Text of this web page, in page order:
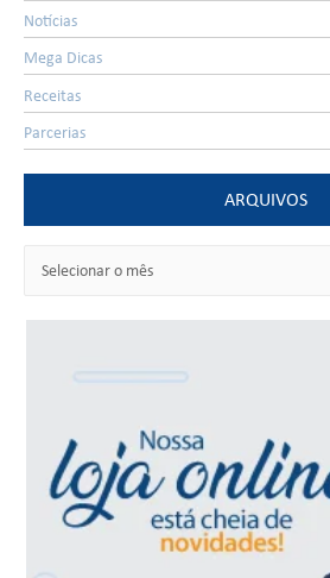
Notícias
Mega Dicas
Receitas
Parcerias
ARQUIVOS